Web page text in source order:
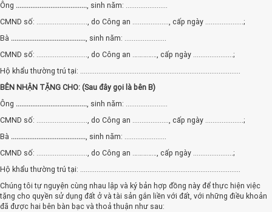
Ông ......................................., sinh năm: .......................
CMND số: ............................, do Công an ...................., cấp ngày .....................;
Bà ........................................., sinh năm: .......................
CMND số: ............................, do Công an ……………, cấp ngày ......................;
Hộ khẩu thường trú tại: ........................................................................................
BÊN NHẬN TẶNG CHO: (Sau đây gọi là bên B)
Ông ......................................., sinh năm: .......................
CMND số: ............................, do Công an ...................., cấp ngày .....................;
Bà ........................................., sinh năm: .......................
CMND số: ............................, do Công an ……………, cấp ngày ......................;
Hộ khẩu thường trú tại: ........................................................................................
Chúng tôi tự nguyện cùng nhau lập và ký bản hợp đồng này để thực hiện việc
tặng cho quyền sử dụng đất ở và tài sản gắn liền với đất, với những điều khoản
đã được hai bên bàn bạc và thoả thuận như sau: